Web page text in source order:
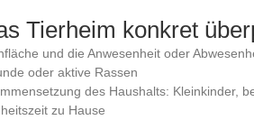
Tierheim konkret
und die Anwesenheit oder
oder aktive Rassen
des Haushalts: Kleinkinder,
zu Hause